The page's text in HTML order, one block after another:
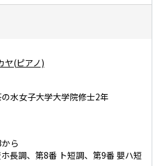
ヤ(ピアノ)
水女子大学大学院修士2年
ら
長調、第8番 ト短調、第9番 嬰ハ短